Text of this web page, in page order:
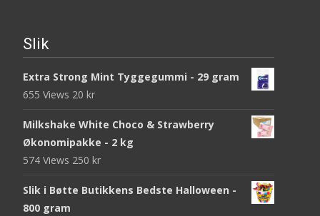
Slik
Extra Strong Mint Tyggegummi - 29 gram
655 Views 20 kr
Milkshake White Choco & Strawberry
Økonomipakke - 2 kg
574 Views 250 kr
Slik i Bøtte Butikkens Bedste Halloween -
800 gram